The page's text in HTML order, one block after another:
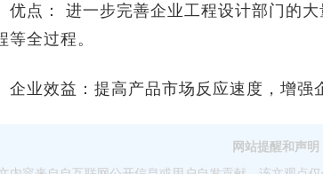
： 进一步完善企业工程设计部门的大
等全过程。
效益：提高产品市场反应速度，增强
网站提醒和声明